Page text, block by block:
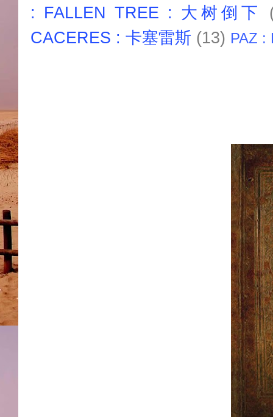
: FALLEN TREE : 大树倒下
CACERES : 卡塞雷斯 (13) PAZ :